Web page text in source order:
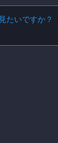
たいですか？